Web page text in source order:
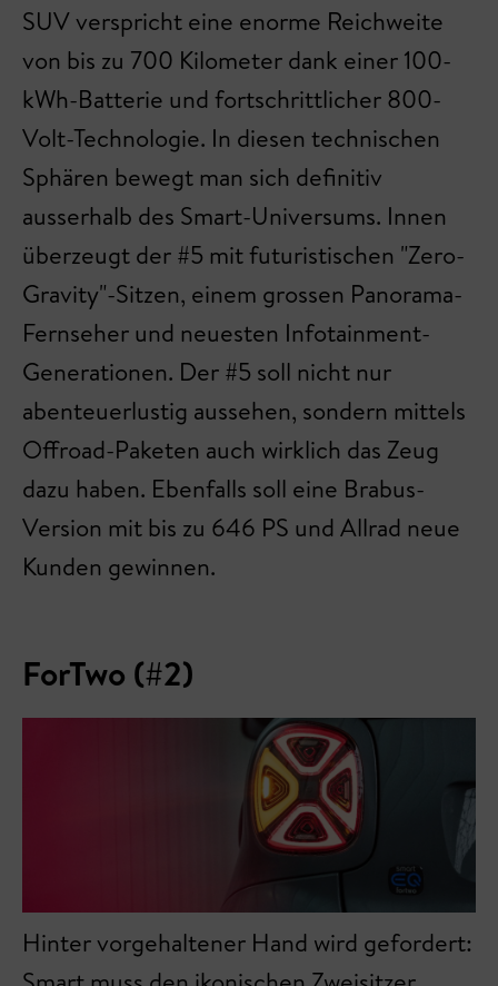
SUV verspricht eine enorme Reichweite
von bis zu 700 Kilometer dank einer 100-
kWh-Batterie und fortschrittlicher 800-
Volt-Technologie. In diesen technischen
Sphären bewegt man sich definitiv
ausserhalb des Smart-Universums. Innen
überzeugt der #5 mit futuristischen "Zero-
Gravity"-Sitzen, einem grossen Panorama-
Fernseher und neuesten Infotainment-
Generationen. Der #5 soll nicht nur
abenteuerlustig aussehen, sondern mittels
Offroad-Paketen auch wirklich das Zeug
dazu haben. Ebenfalls soll eine Brabus-
Version mit bis zu 646 PS und Allrad neue
Kunden gewinnen.
ForTwo (#2)
Hinter vorgehaltener Hand wird gefordert: